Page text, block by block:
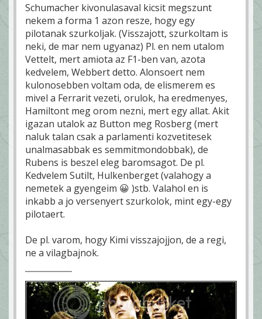
Schumacher kivonulasaval kicsit megszunt
nekem a forma 1 azon resze, hogy egy
pilotanak szurkoljak. (Visszajott, szurkoltam is
neki, de mar nem ugyanaz) Pl. en nem utalom
Vettelt, mert amiota az F1-ben van, azota
kedvelem, Webbert detto. Alonsoert nem
kulonosebben voltam oda, de elismerem es
mivel a Ferrarit vezeti, orulok, ha eredmenyes,
Hamiltont meg orom nezni, mert egy allat. Akit
igazan utalok az Button meg Rosberg (mert
naluk talan csak a parlamenti kozvetitesek
unalmasabbak es semmitmondobbak), de
Rubens is beszel eleg baromsagot. De pl.
Kedvelem Sutilt, Hulkenberget (valahogy a
nemetek a gyengeim 😀 )stb. Valahol en is
inkabb a jo versenyert szurkolok, mint egy-egy
pilotaert.
De pl. varom, hogy Kimi visszajojjon, de a regi,
ne a vilagbajnok.